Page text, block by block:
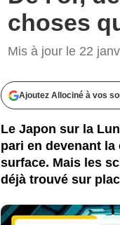
choses
Mis à jour le 22
Ajoutez Allociné à vos
Le Japon sur la
pari en devenant
surface. Mais les
déjà trouvé sur